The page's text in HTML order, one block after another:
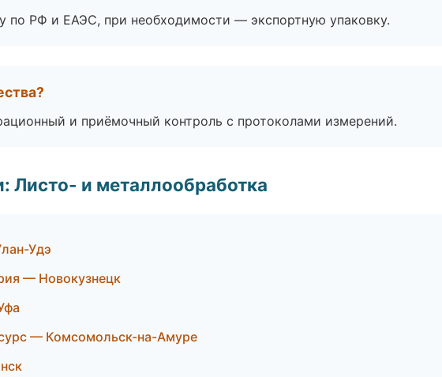
по РФ и ЕАЭС, при необходимости — экспортную упаковку.
и приёмочный контроль с протоколами измерений.
Листо- и металлообработка
Удэ
— Новокузнецк
— Комсомольск-на-Амуре